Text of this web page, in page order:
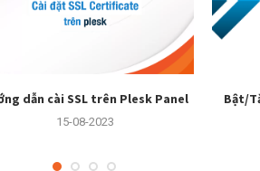
dẫn cài SSL trên Plesk Panel
15-08-2023
Bật/